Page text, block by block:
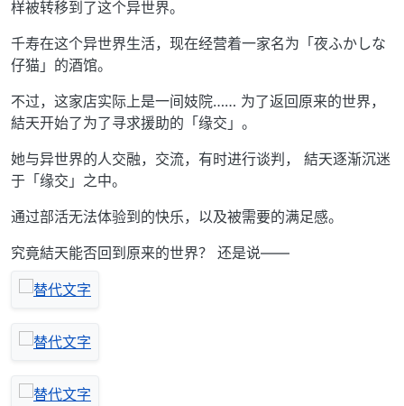
样被转移到了这个异世界。
千寿在这个异世界生活，现在经营着一家名为「夜ふかしな
仔猫」的酒馆。
不过，这家店实际上是一间妓院…… 为了返回原来的世界，
結天开始了为了寻求援助的「缘交」。
她与异世界的人交融，交流，有时进行谈判， 結天逐渐沉迷
于「缘交」之中。
通过部活无法体验到的快乐，以及被需要的满足感。
究竟結天能否回到原来的世界？ 还是说——